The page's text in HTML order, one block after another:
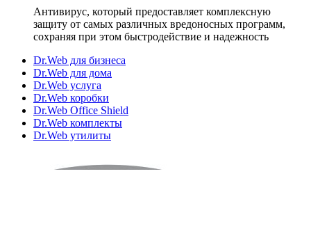
Антивирус, который предоставляет комплексную
защиту от самых различных вредоносных программ,
сохраняя при этом быстродействие и надежность
Dr.Web для бизнеса
Dr.Web для дома
Dr.Web услуга
Dr.Web коробки
Dr.Web Office Shield
Dr.Web комплекты
Dr.Web утилиты